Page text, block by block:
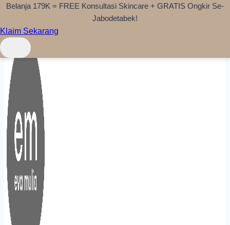
Skip to content
Belanja 179K = FREE Konsultasi Skincare + GRATIS Ongkir Se-
Jabodetabek!
Klaim Sekarang